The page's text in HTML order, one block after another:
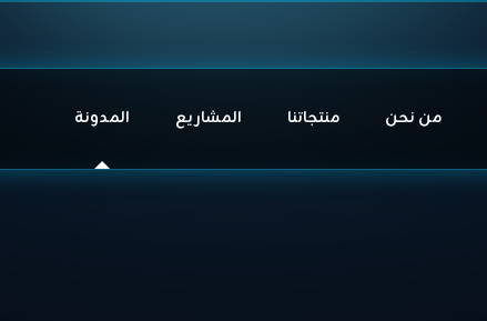
من نحن منتجاتنا المشاريع المدونة